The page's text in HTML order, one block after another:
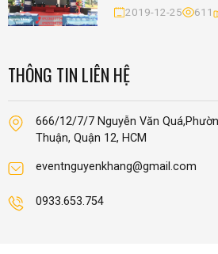
2019-12-25 611
THÔNG TIN LIÊN HỆ
666/12/7/7 Nguyễn Văn
Thuận, Quận 12, HCM
eventnguyenkhang@gmail.com
0933.653.754